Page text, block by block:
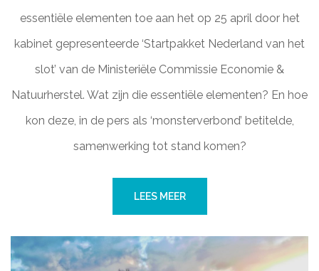
essentiële elementen toe aan het op 25 april door het
kabinet gepresenteerde ‘Startpakket Nederland van het
slot’ van de Ministeriële Commissie Economie &
Natuurherstel. Wat zijn die essentiële elementen? En hoe
kon deze, in de pers als ‘monsterverbond’ betitelde,
samenwerking tot stand komen?
LEES MEER